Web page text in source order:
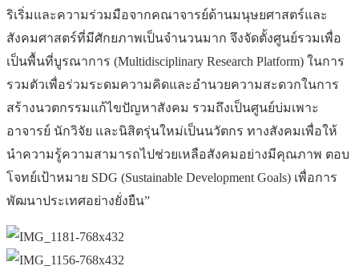
ริเริ่มและความร่วมมือจากคณาจารย์ด้านมนุษยศาสตร์และ
สังคมศาสตร์ที่มีศักยภาพเป็นจำนวนมาก จึงจัดตั้งศูนย์รวมเพื่อ
เป็นพื้นที่บูรณาการ (Multidisciplinary Research Platform) ในการ
รวมตัวเพื่อร่วมระดมความคิดและอำนวยความสะดวกในการ
สร้างนวตกรรมแก้ไขปัญหาสังคม รวมถึงเป็นศูนย์บ่มเพาะ
อาจารย์ นักวิจัย และนิสิตรุ่นใหม่เป็นนวัตกร ทางสังคมเพื่อให้
นำความรู้ความสามารถไปช่วยเหลือสังคมอย่างมีคุณภาพ ตอบ
โจทย์เป้าหมาย SDG (Sustainable Development Goals) เพื่อการ
พัฒนาประเทศอย่างยั่งยืน”